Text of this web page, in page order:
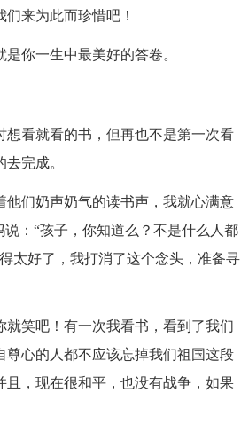
来为此而珍惜吧！
你一生中最美好的答卷。
看就看的书，但再也不是第一次看
完成。
们奶声奶气的读书声，我就心满意
：“孩子，你知道么？不是什么人都
太好了，我打消了这个念头，准备寻
笑吧！有一次我看书，看到了我们
心的人都不应该忘掉我们祖国这段
，现在很和平，也没有战争，如果